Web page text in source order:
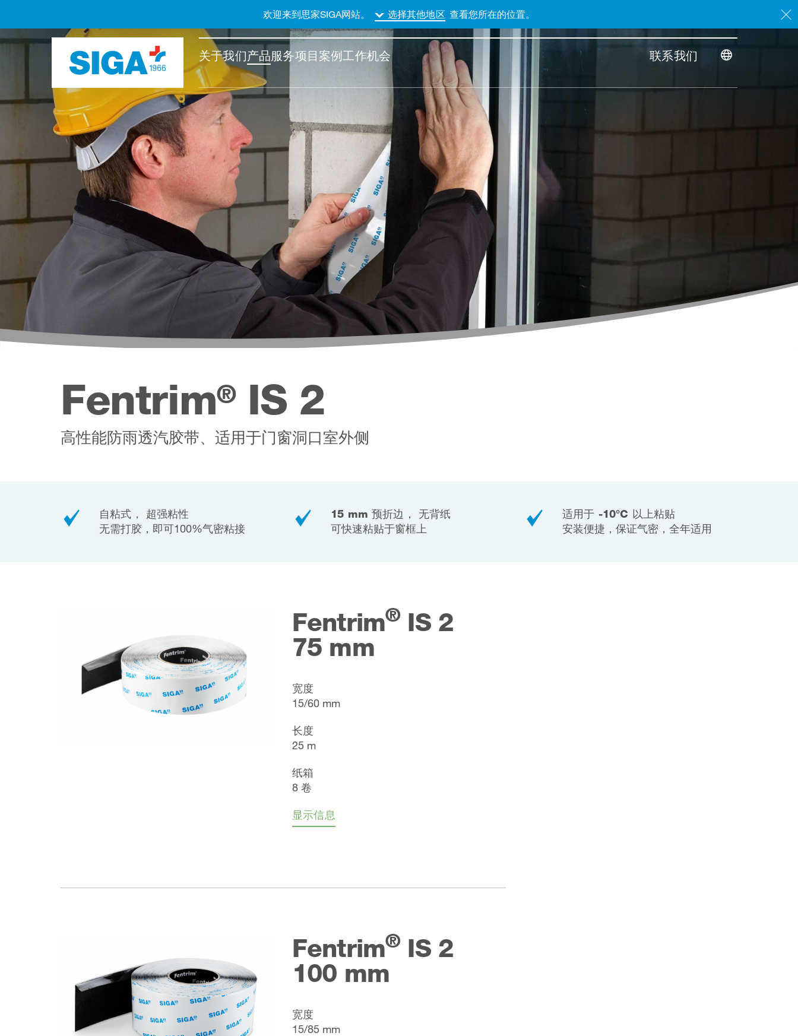
关于我们产品服务项目案例工作机会 联系我们
Fentrim®IS 2
高性能防雨透汽胶带、适用于门窗洞口室外侧
自粘式， 超强粘性
无需打胶，即可100%气密粘接
15 mm 预折边， 无背纸
可快速粘贴于窗框上
适用于 -10°C 以上粘贴
安装便捷，保证气密，全年适用
Fentrim® IS 2
75 mm
宽度
15/60 mm
长度
25 m
纸箱
8 卷
显示信息
Fentrim® IS 2
100 mm
宽度
15/85 mm
欢迎来到思家SIGA网站。 选择其他地区 查看您所在的位置。